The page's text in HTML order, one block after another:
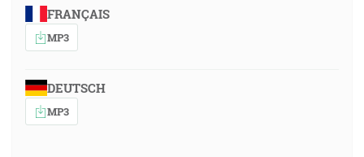
FRANÇAIS
MP3
DEUTSCH
MP3